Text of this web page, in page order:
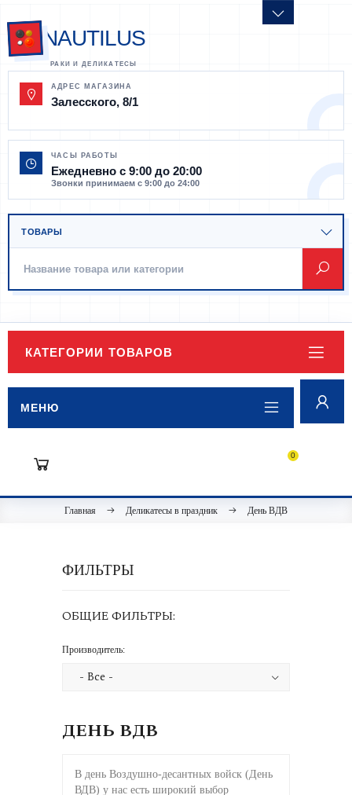
NAUTILUS
АДРЕС МАГАЗИНА
Залесского, 8/1
ЧАСЫ РАБОТЫ
Ежедневно с 9:00 до 20:00
Звонки принимаем с 9:00 до 24:00
КАТЕГОРИИ ТОВАРОВ
МЕНЮ
0
Главная Деликатесы в праздник День ВДВ
ФИЛЬТРЫ
ОБЩИЕ ФИЛЬТРЫ:
Производитель:
ДЕНЬ ВДВ
В день Воздушно-десантных войск (День
ВДВ) у нас есть широкий выбор